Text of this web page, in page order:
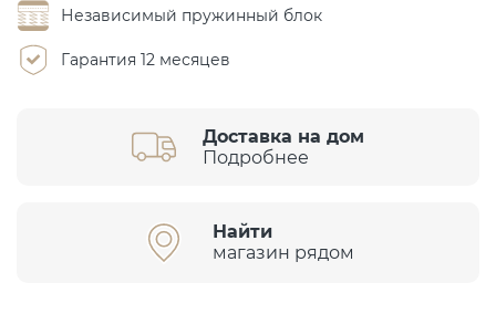
Независимый пружинный блок
Гарантия 12 месяцев
Доставка на дом
Подробнее
Найти
магазин рядом